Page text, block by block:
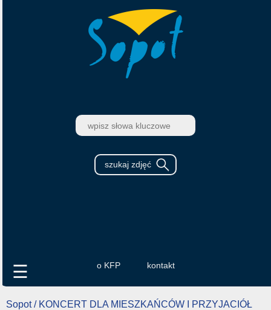
o KFP kontakt
☰
Sopot / KONCERT DLA MIESZKAŃCÓW I PRZYJACIÓŁ